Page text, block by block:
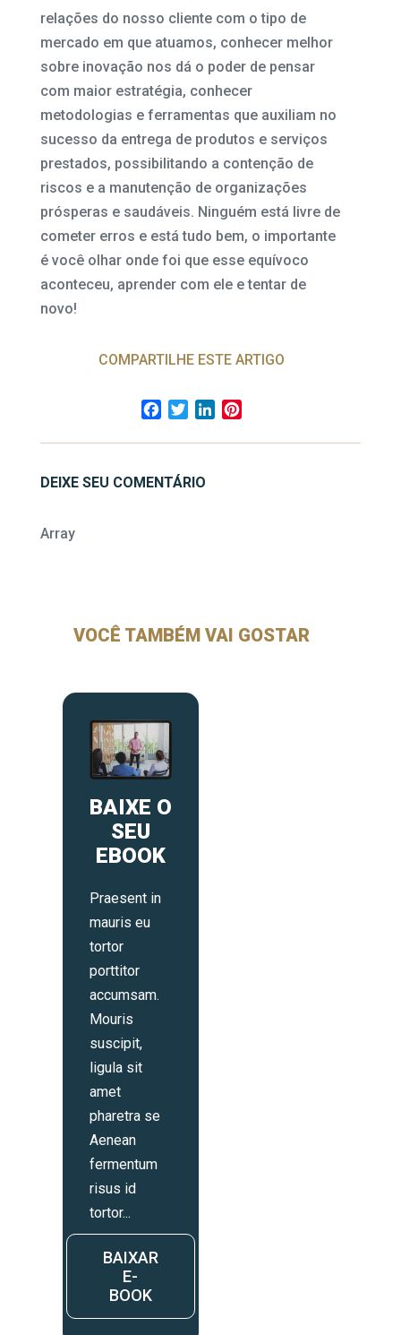
relações do nosso cliente com o tipo de
mercado em que atuamos, conhecer melhor
sobre inovação nos dá o poder de pensar
com maior estratégia, conhecer
metodologias e ferramentas que auxiliam no
sucesso da entrega de produtos e serviços
prestados, possibilitando a contenção de
riscos e a manutenção de organizações
prósperas e saudáveis. Ninguém está livre de
cometer erros e está tudo bem, o importante
é você olhar onde foi que esse equívoco
aconteceu, aprender com ele e tentar de
novo!
COMPARTILHE ESTE ARTIGO
Facebook
TwitterLinkedIn
DEIXE SEU COMENTÁRIO
Array
VOCÊ TAMBÉM VAI GOSTAR
BAIXE O
SEU
EBOOK
Praesent in
mauris eu
tortor
porttitor
accumsam.
Mouris
suscipit,
ligula sit
amet
pharetra se
Aenean
fermentum
risus id
tortor...
BAIXAR
E-
BOOK